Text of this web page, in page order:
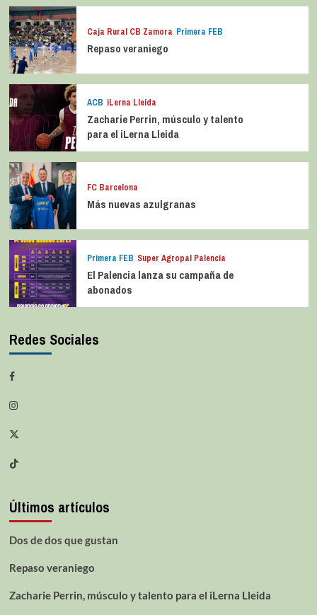
Caja Rural CB Zamora Primera FEB
Repaso veraniego
ACB iLerna Lleida
Zacharie Perrin, músculo y talento
para el iLerna Lleida
FC Barcelona
Más nuevas azulgranas
Primera FEB Super Agropal Palencia
El Palencia lanza su campaña de
abonados
Redes Sociales
Últimos artículos
Dos de dos que gustan
Repaso veraniego
Zacharie Perrin, músculo y talento para el iLerna Lleida